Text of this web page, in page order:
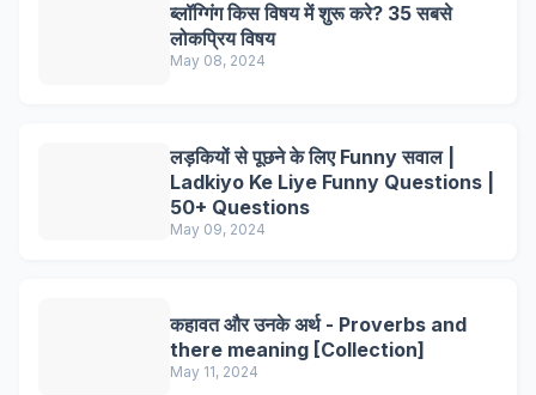
ब्लॉग्गिंग किस विषय में शुरू करे? 35 सबसे
लोकप्रिय विषय
May 08, 2024
लड़कियों से पूछने के लिए Funny सवाल |
Ladkiyo Ke Liye Funny Questions |
50+ Questions
May 09, 2024
कहावत और उनके अर्थ - Proverbs and
there meaning [Collection]
May 11, 2024